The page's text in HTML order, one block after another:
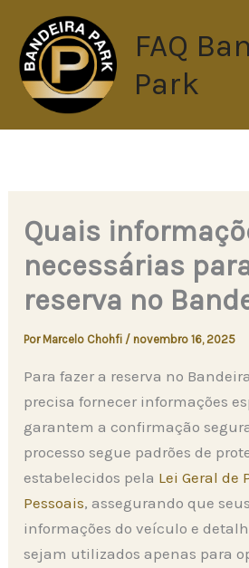
para
conteúdo
FAQ
Park
Quais
necessárias
reserva no
Por Marcelo Chohfi / novembro 16, 2025
Para fazer a reserva no
precisa fornecer informações
garantem a confirmação
processo segue padrões de
estabelecidos pela Lei Geral de
Pessoais, assegurando que
informações do veículo e
sejam utilizados apenas para